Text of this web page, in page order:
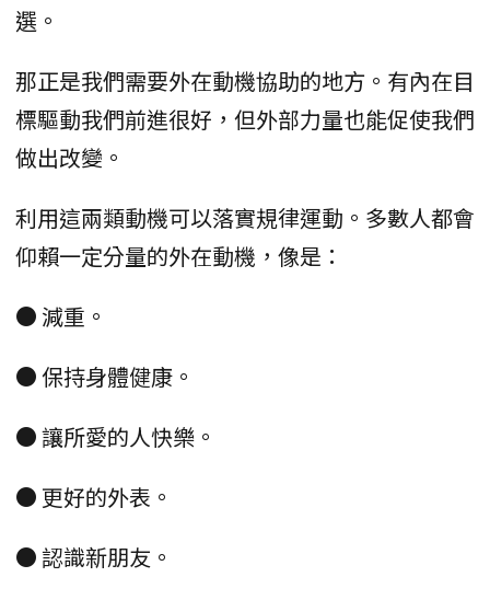
選。
那正是我們需要外在動機協助的地方。有內在目
標驅動我們前進很好，但外部力量也能促使我們
做出改變。
利用這兩類動機可以落實規律運動。多數人都會
仰賴一定分量的外在動機，像是：
● 減重。
● 保持身體健康。
● 讓所愛的人快樂。
● 更好的外表。
● 認識新朋友。